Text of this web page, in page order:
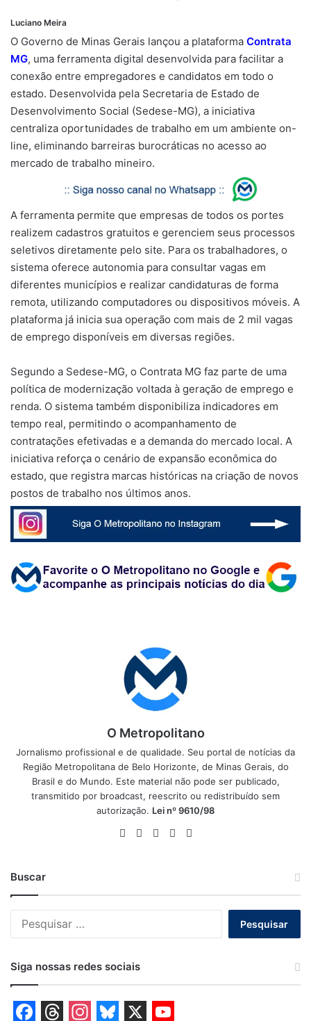
Luciano Meira
O Governo de Minas Gerais lançou a plataforma Contrata
MG, uma ferramenta digital desenvolvida para facilitar a
conexão entre empregadores e candidatos em todo o
estado. Desenvolvida pela Secretaria de Estado de
Desenvolvimento Social (Sedese-MG), a iniciativa
centraliza oportunidades de trabalho em um ambiente on-
line, eliminando barreiras burocráticas no acesso ao
mercado de trabalho mineiro.
A ferramenta permite que empresas de todos os portes
realizem cadastros gratuitos e gerenciem seus processos
seletivos diretamente pelo site. Para os trabalhadores, o
sistema oferece autonomia para consultar vagas em
diferentes municípios e realizar candidaturas de forma
remota, utilizando computadores ou dispositivos móveis. A
plataforma já inicia sua operação com mais de 2 mil vagas
de emprego disponíveis em diversas regiões.
Segundo a Sedese-MG, o Contrata MG faz parte de uma
política de modernização voltada à geração de emprego e
renda. O sistema também disponibiliza indicadores em
tempo real, permitindo o acompanhamento de
contratações efetivadas e a demanda do mercado local. A
iniciativa reforça o cenário de expansão econômica do
estado, que registra marcas históricas na criação de novos
postos de trabalho nos últimos anos.
O Metropolitano
Jornalismo profissional e de qualidade. Seu portal de notícias da
Região Metropolitana de Belo Horizonte, de Minas Gerais, do
Brasil e do Mundo. Este material não pode ser publicado,
transmitido por broadcast, reescrito ou redistribuído sem
autorização. Lei nº 9610/98
WebsiteFacebook
X YouTube
Buscar
Siga nossas redes sociais